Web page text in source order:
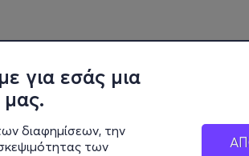
για εσάς μια
μας.
διαφημίσεων, την
των